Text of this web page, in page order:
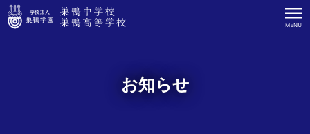
お知らせ